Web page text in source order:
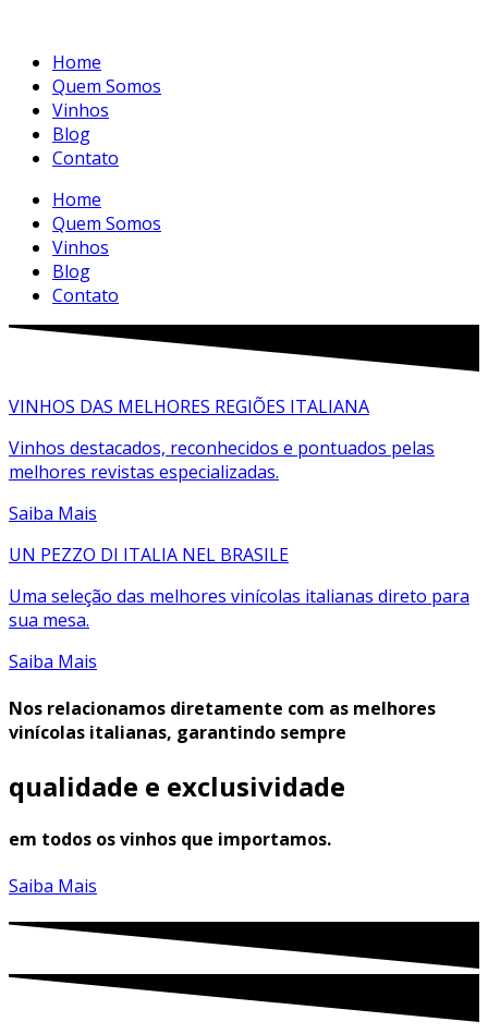
Home
Quem Somos
Vinhos
Blog
Contato
Home
Quem Somos
Vinhos
Blog
Contato
VINHOS DAS MELHORES REGIÕES ITALIANA
Vinhos destacados, reconhecidos e pontuados pelas
melhores revistas especializadas.
Saiba Mais
UN PEZZO DI ITALIA NEL BRASILE
Uma seleção das melhores vinícolas italianas direto para
sua mesa.
Saiba Mais
Nos relacionamos diretamente com as melhores
vinícolas italianas, garantindo sempre
qualidade e exclusividade
em todos os vinhos que importamos.
Saiba Mais